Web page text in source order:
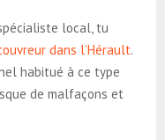
local, tu
dans l’Hérault.
habitué à ce type
de malfaçons et